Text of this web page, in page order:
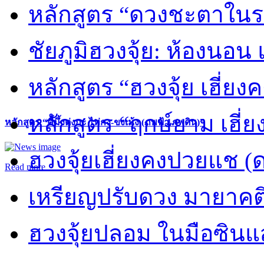
หลักสูตร “คี้มึ้งตุ่งกะ ไท่กง-ขงเม้ง (ภพฟ้า ภพดิน)”
Read more
หลักสูตร “ดวงชะตาใน
ชัยภูมิฮวงจุ้ย: ห้องนอน
หลักสูตร “ฮวงจุ้ย เฮี่ยง
หลักสูตร “ฤกษ์ยาม เฮี่ย
ฮวงจุ้ยเฮี่ยงคงปวยแช (
เหรียญปรับดวง มายา
ฮวงจุ้ยปลอม ในมือซิน